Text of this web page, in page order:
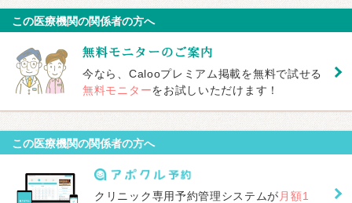
この医療機関の関係者の方へ
今なら、Calooプレミアム掲載を無料で試せる
無料モニターをお試しいただけます！
この医療機関の関係者の方へ
クリニック専用予約管理システムが 月額1